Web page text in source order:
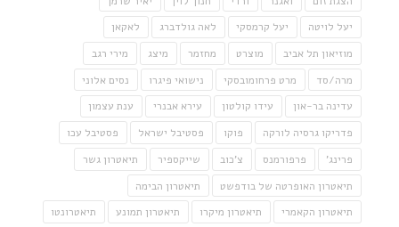
יעל לויטה
יעל קרמסקי לאה גולדברג
לאקאן
מוזיאון תל אביב
מוצרט מחזמר מיצג
מירי רגב
מרה/סד
מרט פרחומובסקי נישואי פיגרו
נסים אלוני
עדינה בר-און
עידו קולטון עירא אבנרי
ענת עצמון
פדריקו גרסיה לורקה
פוקו פסטיבל ישראל
פסטיבל עכו
פרינג'
פרפורמנס צ'כוב שייקספיר
תיאטרון גשר
תיאטרון האופרטה של בודפשט
תיאטרון הבימה
תיאטרון הקאמרי
תיאטרון מיקרו תיאטרון תמונע תיאטרונטו